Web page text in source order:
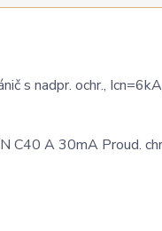
s nadpr. ochr.,